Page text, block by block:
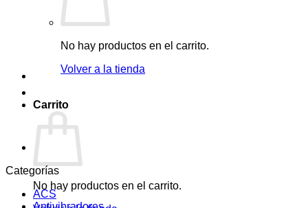
No hay productos en el carrito.
Volver a la tienda
Carrito
No hay productos en el carrito.
Categorías
ACS